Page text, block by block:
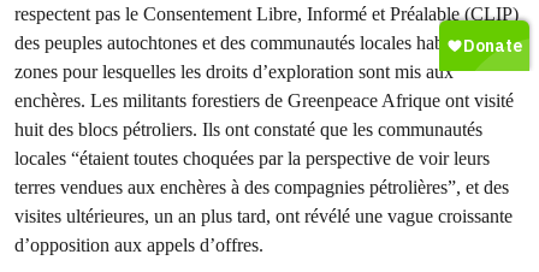
respectent pas le Consentement Libre, Informé et Préalable (CLIP)
des peuples autochtones et des communautés locales habitant les
zones pour lesquelles les droits d’exploration sont mis aux
enchères. Les militants forestiers de Greenpeace Afrique ont visité
huit des blocs pétroliers. Ils ont constaté que les communautés
locales “étaient toutes choquées par la perspective de voir leurs
terres vendues aux enchères à des compagnies pétrolières”, et des
visites ultérieures, un an plus tard, ont révélé une vague croissante
d’opposition aux appels d’offres.